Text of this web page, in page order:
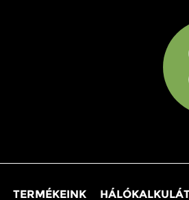
TERMÉKEINK